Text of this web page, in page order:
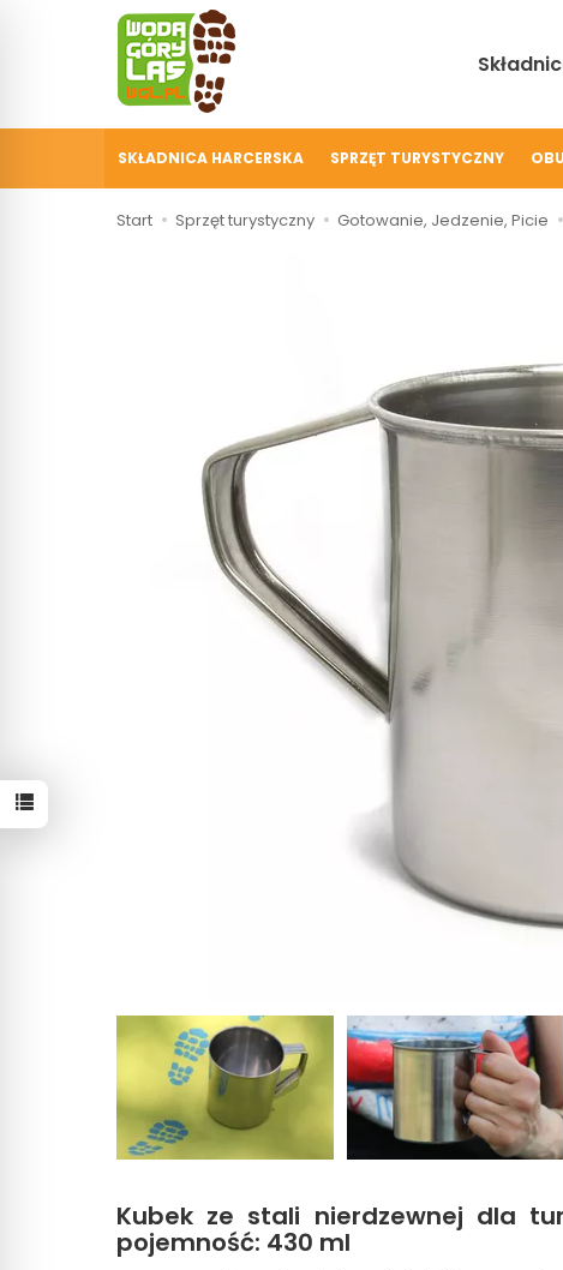
SKŁADNICA HARCERSKA SPRZĘT TURYSTYCZNY
Start Sprzęt turystyczny Gotowanie, Jedzenie, Picie
Kubek ze stali nierdzewnej dla
pojemność: 430 ml